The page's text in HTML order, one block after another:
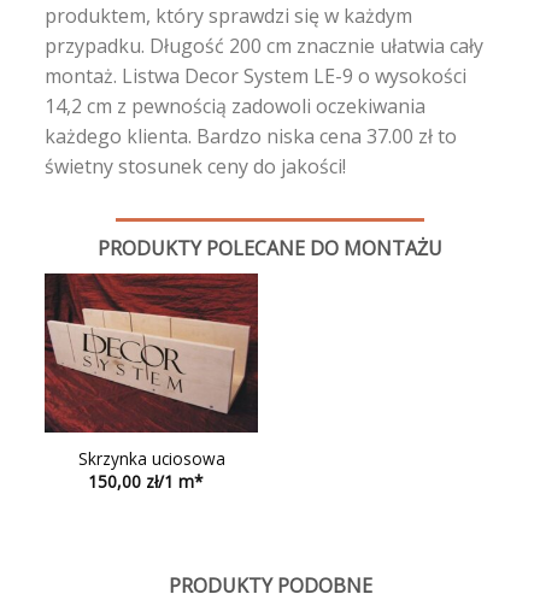
produktem, który sprawdzi się w każdym
przypadku. Długość 200 cm znacznie ułatwia cały
montaż. Listwa Decor System LE-9 o wysokości
14,2 cm z pewnością zadowoli oczekiwania
każdego klienta. Bardzo niska cena 37.00 zł to
świetny stosunek ceny do jakości!
PRODUKTY POLECANE DO MONTAŻU
Skrzynka uciosowa
150,00
PRODUKTY PODOBNE